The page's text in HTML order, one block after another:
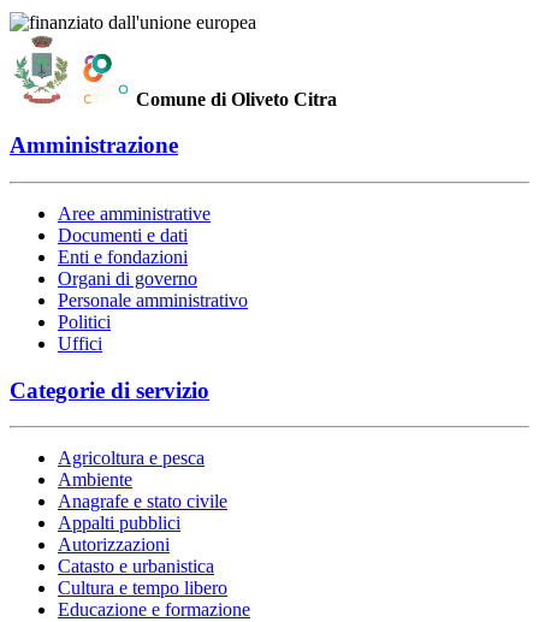
Comune di Oliveto Citra
Amministrazione
Aree amministrative
Documenti e dati
Enti e fondazioni
Organi di governo
Personale amministrativo
Politici
Uffici
Categorie di servizio
Agricoltura e pesca
Ambiente
Anagrafe e stato civile
Appalti pubblici
Autorizzazioni
Catasto e urbanistica
Cultura e tempo libero
Educazione e formazione